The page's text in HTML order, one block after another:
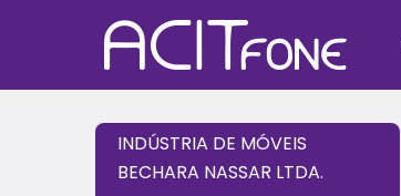
INDÚSTRIA DE MÓVEIS
BECHARA NASSAR LTDA.